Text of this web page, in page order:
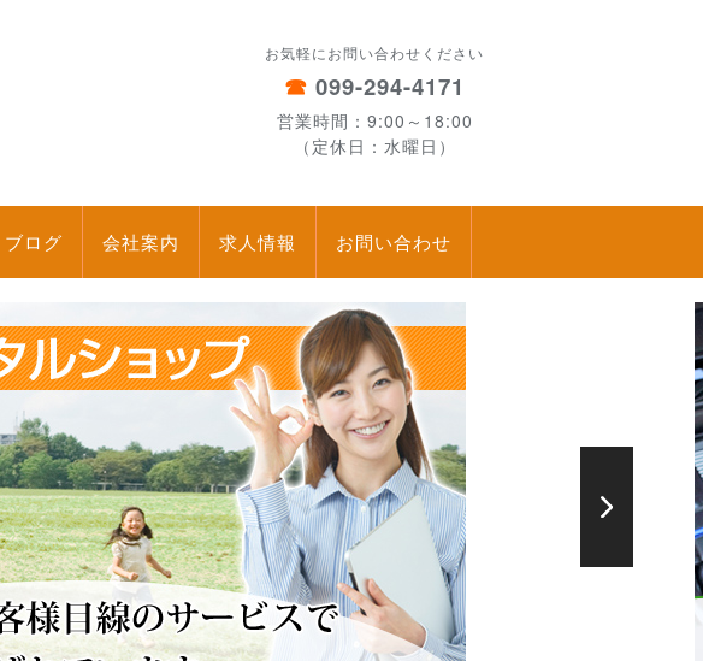
お気軽にお問い合わせください
☎ 099-294-4171
営業時間：9:00～18:00
（定休日：水曜日）
ブログ 会社案内 求人情報 お問い合わせ